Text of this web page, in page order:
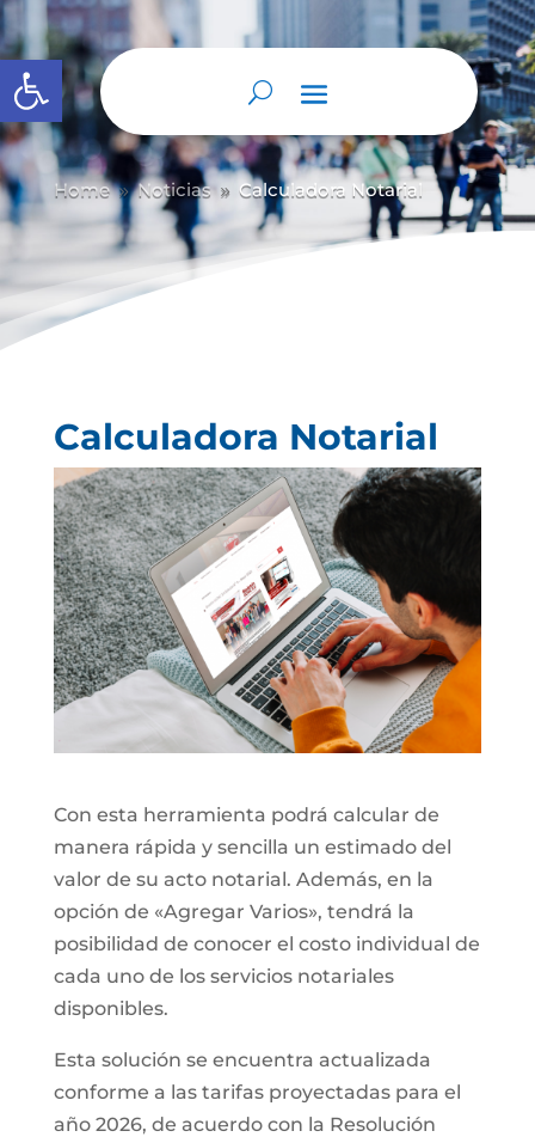
Abrir barra de herramientas
Home 9 Noticias 9 Calculadora Notarial
Calculadora Notarial
Con esta herramienta podrá calcular de
manera rápida y sencilla un estimado del
valor de su acto notarial. Además, en la
opción de «Agregar Varios», tendrá la
posibilidad de conocer el costo individual de
cada uno de los servicios notariales
disponibles.
Esta solución se encuentra actualizada
conforme a las tarifas proyectadas para el
año 2026, de acuerdo con la Resolución